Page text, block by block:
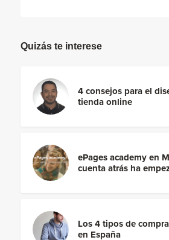
Quizás te interese
4 consejos para el
tienda online
ePages academy en
cuenta atrás ha
Los 4 tipos de
en España